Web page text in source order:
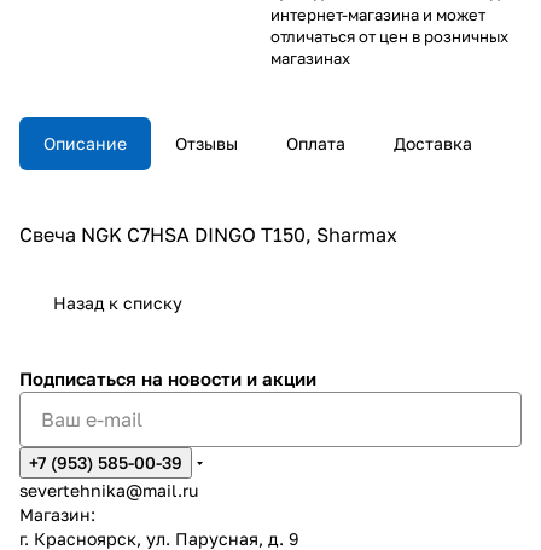
интернет-магазина и может
отличаться от цен в розничных
магазинах
Описание Отзывы Оплата Доставка
Свеча NGK C7HSA DINGO T150, Sharmax
Назад к списку
Подписаться на новости и акции
+7 (953) 585-00-39
severtehnika@mail.ru
Магазин:
г. Красноярск, ул. Парусная, д. 9